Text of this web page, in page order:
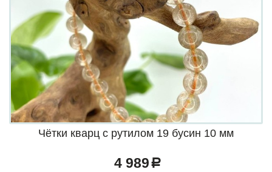
Чётки кварц с рутилом 19 бусин 10 мм
4 989 a